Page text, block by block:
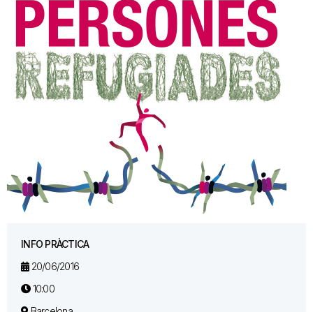
INFO PRÀCTICA
20/06/2016
10:00